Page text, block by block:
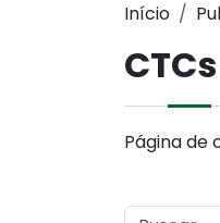
Início
Página de